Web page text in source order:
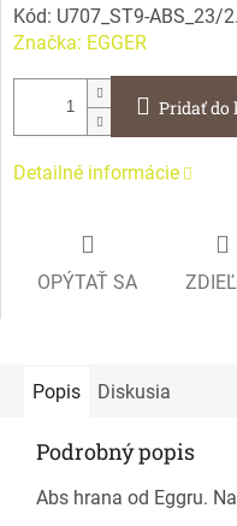
Kód: U707_ST9-ABS_23/
Značka: EGGER
Pridať do
Detailné informácie
OPÝTAŤ SA
Popis Diskusia
Podrobný popis
Abs hrana od Eggru.